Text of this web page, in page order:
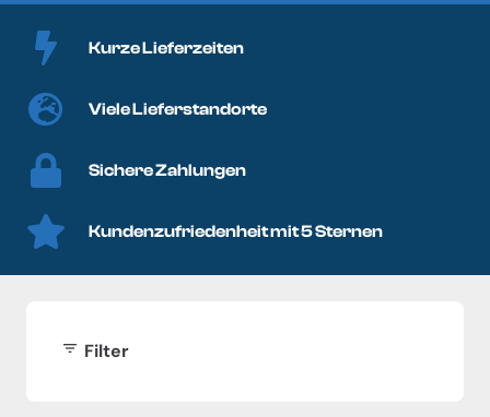
Kurze Lieferzeiten
Viele Lieferstandorte
Sichere Zahlungen
Kundenzufriedenheit mit 5 Sternen
filter_list Filter